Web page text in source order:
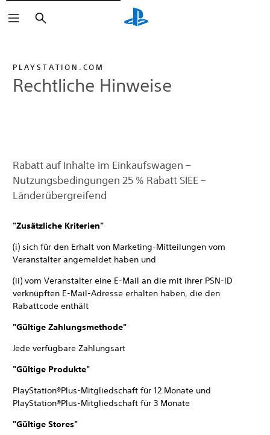
Suchen
PLAYSTATION.COM
Rechtliche Hinweise
Rabatt auf Inhalte im Einkaufswagen –
Nutzungsbedingungen 25 % Rabatt SIEE –
Länderübergreifend
"Zusätzliche Kriterien"
(i) sich für den Erhalt von Marketing-Mitteilungen vom
Veranstalter angemeldet haben und
(ii) vom Veranstalter eine E-Mail an die mit ihrer PSN-ID
verknüpften E-Mail-Adresse erhalten haben, die den
Rabattcode enthält
"Gültige Zahlungsmethode"
Jede verfügbare Zahlungsart
"Gültige Produkte"
PlayStation®Plus-Mitgliedschaft für 12 Monate und
PlayStation®Plus-Mitgliedschaft für 3 Monate
"Gültige Stores"